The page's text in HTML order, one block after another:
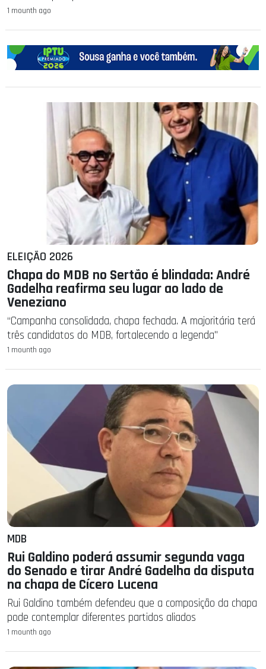
1 mounth ago
ELEIÇÃO 2026
Chapa do MDB no Sertão é blindada: André
Gadelha reafirma seu lugar ao lado de
Veneziano
“Campanha consolidada, chapa fechada. A majoritária terá
três candidatos do MDB, fortalecendo a legenda"
1 mounth ago
MDB
Rui Galdino poderá assumir segunda vaga
do Senado e tirar André Gadelha da disputa
na chapa de Cícero Lucena
Rui Galdino também defendeu que a composição da chapa
pode contemplar diferentes partidos aliados
1 mounth ago